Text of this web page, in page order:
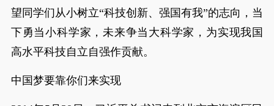
望同学们从小树立“科技创新、强国有我”的志向，当
下勇当小科学家，未来争当大科学家，为实现我国
高水平科技自立自强作贡献。
中国梦要靠你们来实现